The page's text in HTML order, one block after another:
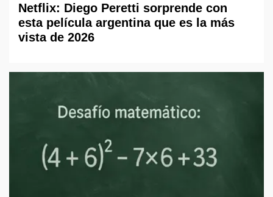
Netflix: Diego Peretti sorprende con
esta película argentina que es la más
vista de 2026